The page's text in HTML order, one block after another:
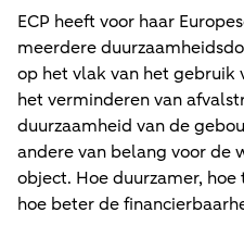
ECP heeft voor haar
meerdere
op het vlak van het gebruik
het verminderen van
duurzaamheid van de
andere van belang voor de
object. Hoe duurzamer,
hoe beter de